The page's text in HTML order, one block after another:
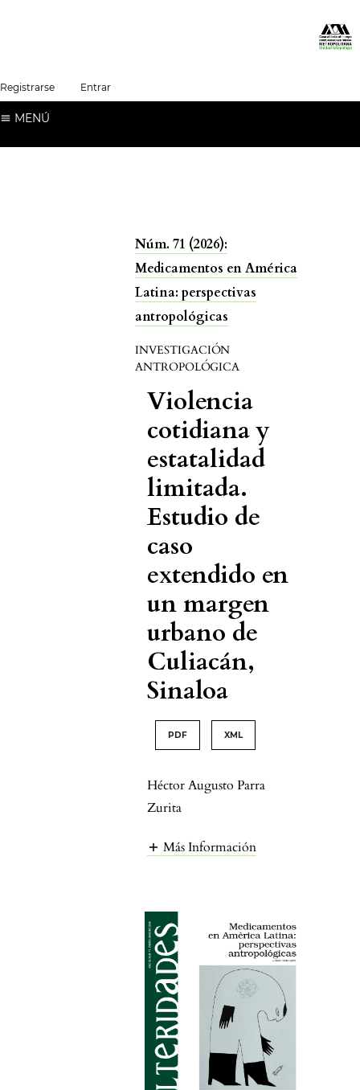
Registrarse Entrar
MENÚ
Núm. 71 (2026):
Medicamentos en América
Latina: perspectivas
antropológicas
INVESTIGACIÓN
ANTROPOLÓGICA
Violencia
cotidiana y
estatalidad
limitada.
Estudio de
caso
extendido en
un margen
urbano de
Culiacán,
Sinaloa
PDF XML
Héctor Augusto Parra
Zurita
Más Información